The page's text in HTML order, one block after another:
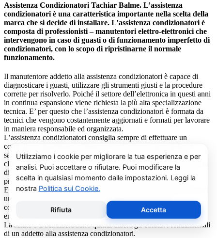
Assistenza Condizionatori Tachiar Balme. L’assistenza
condizionatori è una caratteristica importante nella scelta della
marca che si decide di installare. L’assistenza condizionatori è
composta di professionisti – manutentori elettro-elettronici che
intervengono in caso di guasti o di funzionamento imperfetto di
condizionatori, con lo scopo di ripristinarne il normale
funzionamento.
Il manutentore addetto alla assistenza condizionatori è capace di
diagnosticare i guasti, utilizzare gli strumenti giusti e la procedure
corrette per risolverlo. Poiché il settore dell’elettronica in questi anni
in continua espansione viene richiesta la più alta specializzazione
tecnica. E’ per questo che l’assistenza condizionatori è formata da
tecnici che vengono costantemente aggiornati e formati per lavorare
in maniera responsabile ed organizzata.
L’assistenza condizionatori consiglia sempre di effettuare un
controllo programmato, almeno una volta l’anno, per tutelare la
salute della propria salute. Effettuare il ricambio dei filtri dei
climatizzatori con modalità periodica, oltre ad eliminare la presenza
di acari, polveri, pollini e muffe (spesso causa di cattivi odori),
previene il prolificarsi del batterio del virus della Legionella.
E’ sempre possibile richiedere al centro di assistenza condizionatori
una consulenza gratuita per un montaggio di un nuovo
condizionatore o sulle ultime normative in materia di risparmio
energetico.
La salute e il benessere sono quindi essere gli obiettivi fondamentali
di un addetto alla assistenza condizionatori.